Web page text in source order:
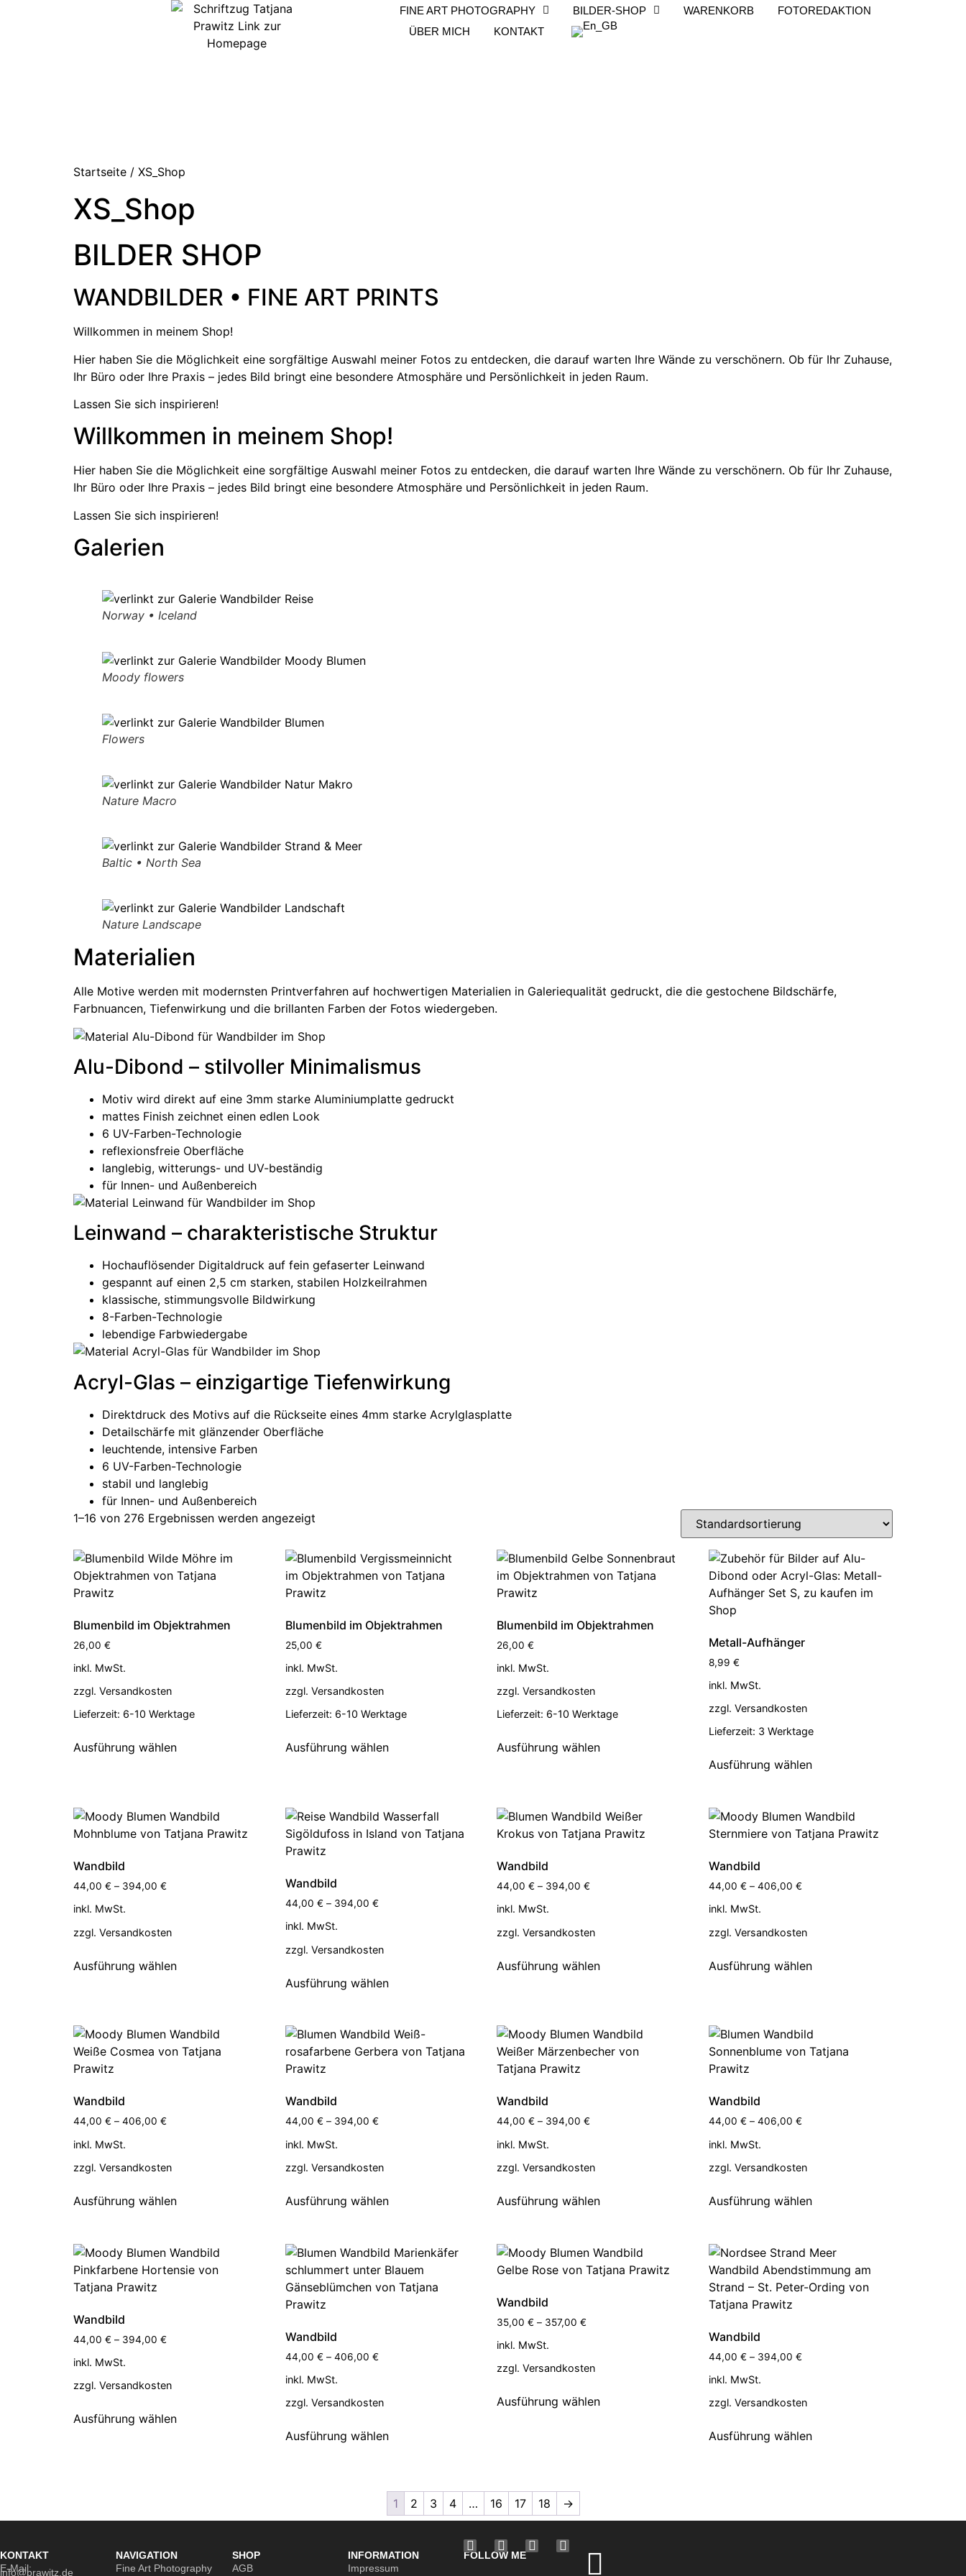
FINE ART PHOTOGRAPHY BILDER-SHOP WARENKORB
FOTOREDAKTION
ÜBER MICH
KONTAKT
Startseite / XS_Shop
XS_Shop
BILDER SHOP
WANDBILDER • FINE ART PRINTS
Willkommen in meinem Shop!
Hier haben Sie die Möglichkeit eine sorgfältige Auswahl meiner Fotos zu entdecken, die darauf warten Ihre Wände zu verschönern. Ob für Ihr Zuhause,
Ihr Büro oder Ihre Praxis – jedes Bild bringt eine besondere Atmosphäre und Persönlichkeit in jeden Raum.
Lassen Sie sich inspirieren!
Willkommen in meinem Shop!
Hier haben Sie die Möglichkeit eine sorgfältige Auswahl meiner Fotos zu entdecken, die darauf warten Ihre Wände zu verschönern. Ob für Ihr Zuhause,
Ihr Büro oder Ihre Praxis – jedes Bild bringt eine besondere Atmosphäre und Persönlichkeit in jeden Raum.
Lassen Sie sich inspirieren!
Galerien
Norway • Iceland
Moody flowers
Flowers
Nature Macro
Baltic • North Sea
Nature Landscape
Materialien
Alle Motive werden mit modernsten Printverfahren auf hochwertigen Materialien in Galeriequalität gedruckt, die die gestochene Bildschärfe,
Farbnuancen, Tiefenwirkung und die brillanten Farben der Fotos wiedergeben.
Alu-Dibond – stilvoller Minimalismus
Motiv wird direkt auf eine 3mm starke Aluminiumplatte gedruckt
mattes Finish zeichnet einen edlen Look
6 UV-Farben-Technologie
reflexionsfreie Oberfläche
langlebig, witterungs- und UV-beständig
für Innen- und Außenbereich
Leinwand – charakteristische Struktur
Hochauflösender Digitaldruck auf fein gefaserter Leinwand
gespannt auf einen 2,5 cm starken, stabilen Holzkeilrahmen
klassische, stimmungsvolle Bildwirkung
8-Farben-Technologie
lebendige Farbwiedergabe
Acryl-Glas – einzigartige Tiefenwirkung
Direktdruck des Motivs auf die Rückseite eines 4mm starke Acrylglasplatte
Detailschärfe mit glänzender Oberfläche
leuchtende, intensive Farben
6 UV-Farben-Technologie
stabil und langlebig
für Innen- und Außenbereich
1–16 von 276 Ergebnissen werden angezeigt
Blumenbild im Objektrahmen
26,00 €
inkl. MwSt.
zzgl. Versandkosten
Lieferzeit: 6-10 Werktage
Ausführung wählen
Blumenbild im Objektrahmen
25,00 €
inkl. MwSt.
zzgl. Versandkosten
Lieferzeit: 6-10 Werktage
Ausführung wählen
Blumenbild im Objektrahmen
26,00€
inkl. MwSt.
zzgl.Versandkosten
Lieferzeit: 6-10 Werktage
Ausführung wählen
Metall-Aufhänger
8,99€
inkl. MwSt.
zzgl.Versandkosten
Lieferzeit: 3 Werktage
Ausführung wählen
Wandbild
44,00 € – 394,00 €
inkl. MwSt.
zzgl. Versandkosten
Ausführung wählen
Wandbild
44,00 € – 394,00 €
inkl. MwSt.
zzgl. Versandkosten
Ausführung wählen
Wandbild
44,00€ – 394,00€
inkl. MwSt.
zzgl.Versandkosten
Ausführung wählen
Wandbild
44,00€ –406,00€
inkl. MwSt.
zzgl.Versandkosten
Ausführung wählen
Wandbild
44,00 € – 406,00 €
inkl. MwSt.
zzgl. Versandkosten
Ausführung wählen
Wandbild
44,00 € – 394,00 €
inkl. MwSt.
zzgl. Versandkosten
Ausführung wählen
Wandbild
44,00€ – 394,00€
inkl. MwSt.
zzgl.Versandkosten
Ausführung wählen
Wandbild
44,00€ –406,00€
inkl. MwSt.
zzgl.Versandkosten
Ausführung wählen
Wandbild
44,00 € – 394,00 €
inkl. MwSt.
zzgl. Versandkosten
Ausführung wählen
Wandbild
44,00 € – 406,00 €
inkl. MwSt.
zzgl. Versandkosten
Ausführung wählen
Wandbild
35,00€ – 357,00€
inkl. MwSt.
zzgl.Versandkosten
Ausführung wählen
Wandbild
44,00€ – 394,00€
inkl. MwSt.
zzgl.Versandkosten
Ausführung wählen
1 2 3 4 … 16 17 18 →
KONTAKT
E-Mail:
info@prawitz.de
NAVIGATION
Fine Art Photography
SHOP
AGB
INFORMATION
Impressum
FOLLOW ME